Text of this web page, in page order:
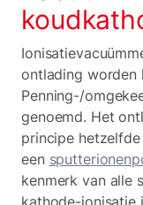
ontlading
Penning-/
genoemd. Het
principe
een
kenmerk van alle
kathode-ionisatie